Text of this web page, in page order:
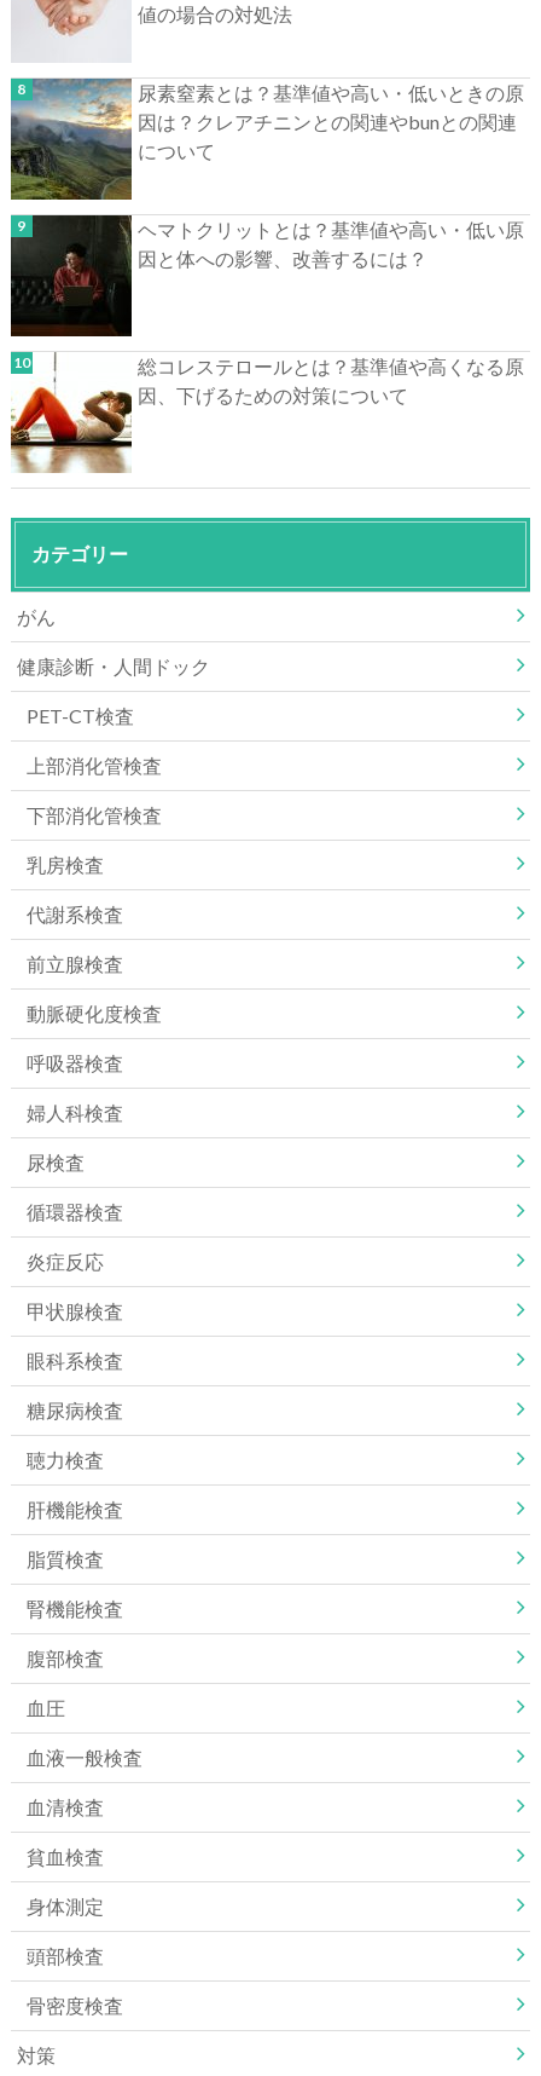
値の場合の対処法
尿素窒素とは？基準値や高い・低いときの原
因は？クレアチニンとの関連やbunとの関連
について
ヘマトクリットとは？基準値や高い・低い原
因と体への影響、改善するには？
総コレステロールとは？基準値や高くなる原
因、下げるための対策について
カテゴリー
がん
健康診断・人間ドック
PET-CT検査
上部消化管検査
下部消化管検査
乳房検査
代謝系検査
前立腺検査
動脈硬化度検査
呼吸器検査
婦人科検査
尿検査
循環器検査
炎症反応
甲状腺検査
眼科系検査
糖尿病検査
聴力検査
肝機能検査
脂質検査
腎機能検査
腹部検査
血圧
血液一般検査
血清検査
貧血検査
身体測定
頭部検査
骨密度検査
対策